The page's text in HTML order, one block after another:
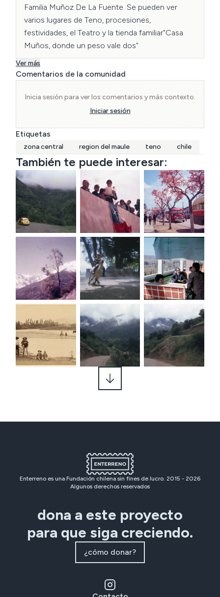
Familia Muñoz De La Fuente. Se pueden ver
varios lugares de Teno, procesiones,
festividades, el Teatro y la tienda familiar"Casa
Muños, donde un peso vale dos"
Ver más
Comentarios de la comunidad
Inicia sesión para ver los comentarios y más contexto.
Iniciar sesión
Etiquetas
zona central region del maule teno chile
También te puede interesar:
Enterreno es una Fundación chilena sin fines de lucro. 2015 - 2026
Algunos derechos reservados
dona a este proyecto
para que siga creciendo.
¿cómo donar?